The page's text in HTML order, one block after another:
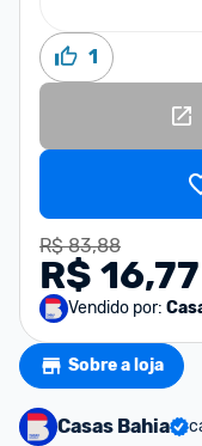
1
R$ 83,88
R$ 16,77
Vendido por:
Sobre a loja
Casas Bahia